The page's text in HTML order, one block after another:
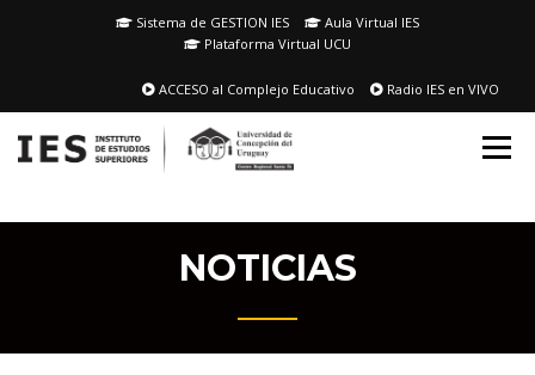
Sistema de GESTION IES
Aula Virtual IES
Plataforma Virtual UCU
ACCESO al Complejo Educativo Radio IES en VIVO
NOTICIAS